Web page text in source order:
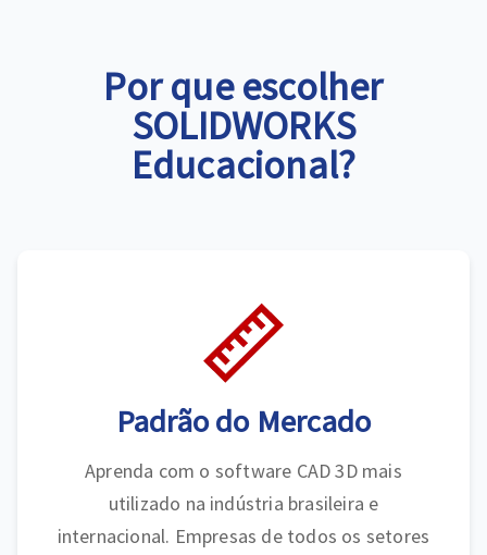
Por que escolher
SOLIDWORKS
Educacional?
Padrão do Mercado
Aprenda com o software CAD 3D mais
utilizado na indústria brasileira e
internacional. Empresas de todos os setores